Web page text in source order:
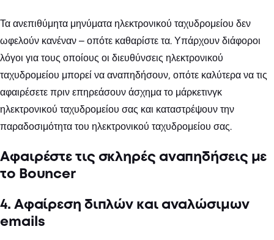
Τα ανεπιθύμητα μηνύματα ηλεκτρονικού ταχυδρομείου δεν
ωφελούν κανέναν – οπότε καθαρίστε τα. Υπάρχουν διάφοροι
λόγοι για τους οποίους οι διευθύνσεις ηλεκτρονικού
ταχυδρομείου μπορεί να αναπηδήσουν, οπότε καλύτερα να τις
αφαιρέσετε πριν επηρεάσουν άσχημα το μάρκετινγκ
ηλεκτρονικού ταχυδρομείου σας και καταστρέψουν την
παραδοσιμότητα του ηλεκτρονικού ταχυδρομείου σας.
Αφαιρέστε τις σκληρές αναπηδήσεις με
το Bouncer
4. Αφαίρεση διπλών και αναλώσιμων
emails